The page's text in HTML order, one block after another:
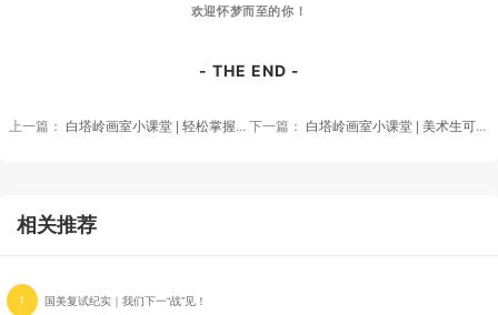
欢迎怀梦而至的你！
- THE END -
上一篇： 白塔岭画室小课堂 | 轻松掌握美术艺考之美术学浅析 下一篇： 白塔岭画室小课堂 | 美术生可以报考的其他专业之动画
相关推荐
1 国美复试纪实｜我们下一“战”见！